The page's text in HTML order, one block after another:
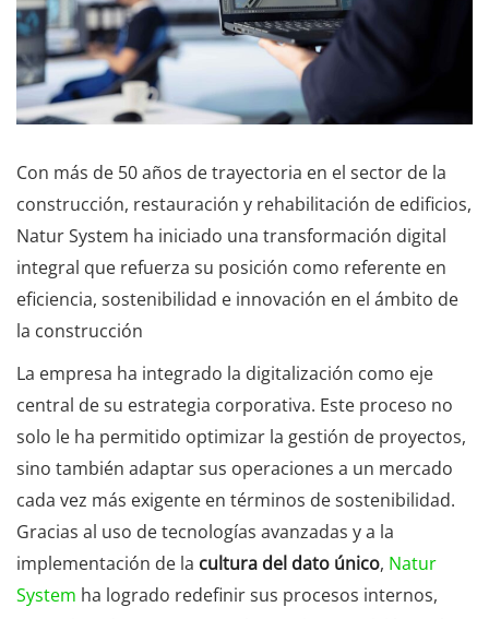
Con más de 50 años de trayectoria en el sector de la
construcción, restauración y rehabilitación de edificios,
Natur System ha iniciado una transformación digital
integral que refuerza su posición como referente en
eficiencia, sostenibilidad e innovación en el ámbito de
la construcción
La empresa ha integrado la digitalización como eje
central de su estrategia corporativa. Este proceso no
solo le ha permitido optimizar la gestión de proyectos,
sino también adaptar sus operaciones a un mercado
cada vez más exigente en términos de sostenibilidad.
Gracias al uso de tecnologías avanzadas y a la
implementación de la cultura del dato único, Natur
System ha logrado redefinir sus procesos internos,